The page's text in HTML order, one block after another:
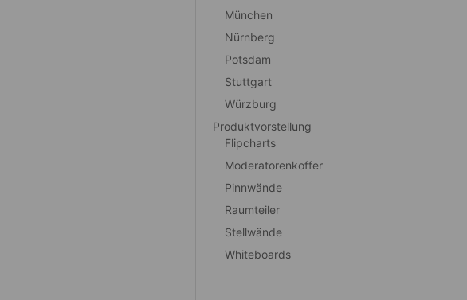
München
Nürnberg
Potsdam
Stuttgart
Würzburg
Produktvorstellung
Flipcharts
Moderatorenkoffer
Pinnwände
Raumteiler
Stellwände
Whiteboards